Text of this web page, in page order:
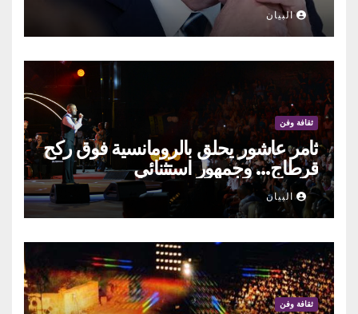
البيان
ثقافة وفن
ثامر عاشور يحلق بالرومانسية فوق ركح
قرطاج… وجمهور استثنائي
البيان
ثقافة وفن